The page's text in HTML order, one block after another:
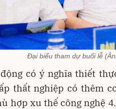
Đại biểu tham dự buổi lễ
có ý nghĩa thiết
thất nghiệp có thêm
hợp xu thế công nghệ